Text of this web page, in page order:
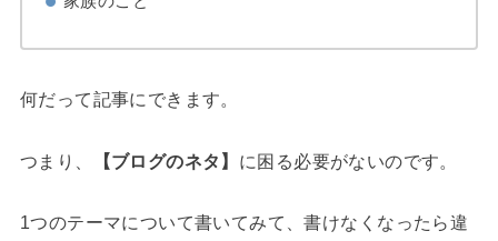
何だって記事にできます。
つまり、 【ブログのネタ】 に困る必要がないのです。
1つのテーマについて書いてみて、書けなくなったら違